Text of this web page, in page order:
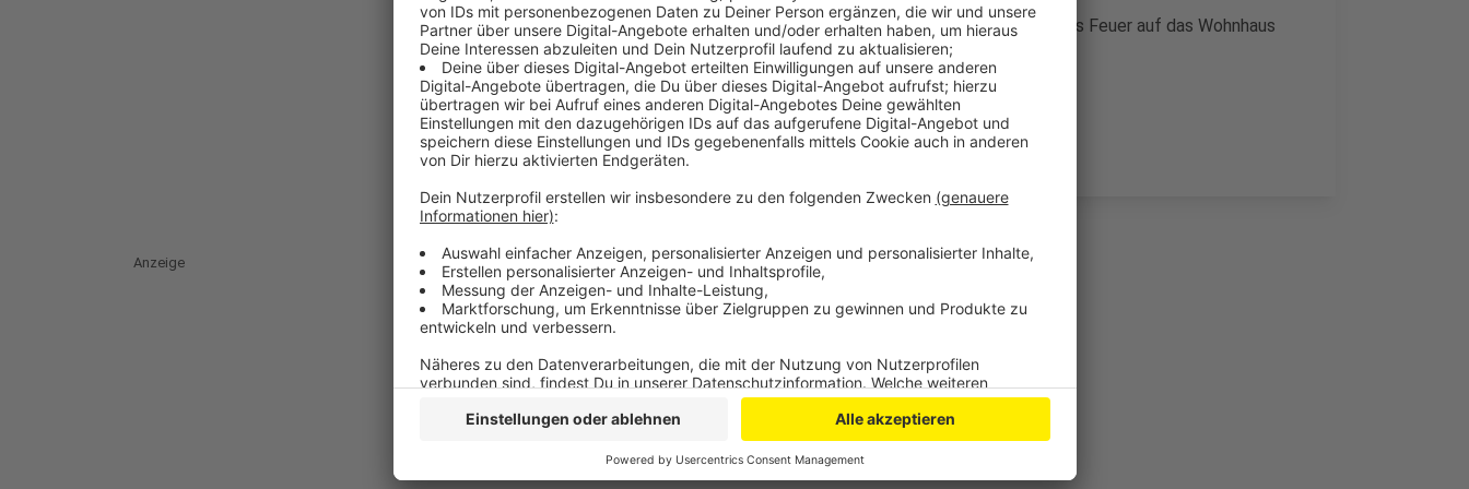
Verletzte gibt es nicht. Die Feuerwehr konnte verhindern, dass das Feuer auf das Wohnhaus
übergreift. Die Feuerwehr ist mit 60 Leuten vor Ort gewesen.
Anzeige
Anzeige